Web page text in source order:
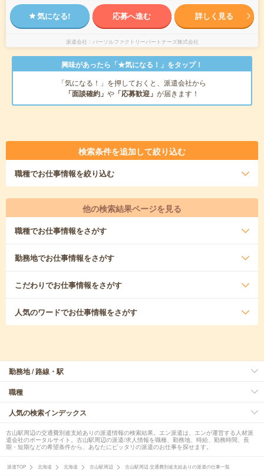
気になる! 応募へ進む 詳しく見る
派遣会社 パーソルファクトリーパートナーズ株式会社
興味があったら「★気になる！」をタップ！
「気になる！」を押しておくと、派遣会社から
「面談確約」 や 「応募歓迎」 が届きます！
検索条件を追加して絞り込む
職種でお仕事情報を絞り込む
他の検索結果ページを見る
職種でお仕事情報をさがす
勤務地でお仕事情報をさがす
こだわりでお仕事情報をさがす
人気のワードでお仕事情報をさがす
勤務地 / 路線・駅
職種
人気の検索インデックス
古山駅周辺の交通費別途支給ありの派遣情報の検索結果。エン派遣は、エンが運営する人材派
遣会社のポータルサイト。古山駅周辺の派遣/求人情報を職種、勤務地、時給、勤務時間、長
期・短期などの希望条件から、あなたにピッタリの派遣のお仕事を探せます。
派遣TOP 北海道 北海道 古山駅周辺 古山駅周辺 交通費別途支給ありの派遣の仕事一覧